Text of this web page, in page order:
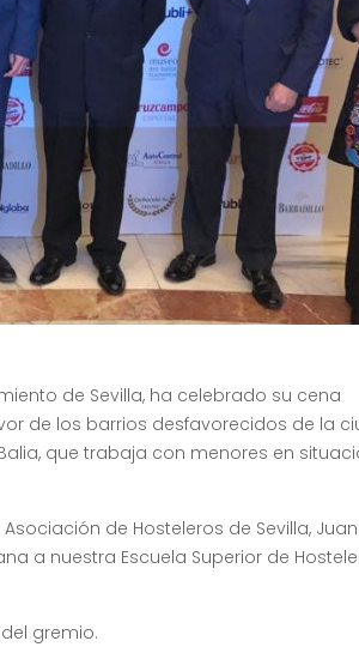
de Sevilla, ha celebrado su cena
de los barrios desfavorecidos de la
que trabaja con menores en
de Hosteleros de Sevilla,
a nuestra Escuela Superior de
gremio.